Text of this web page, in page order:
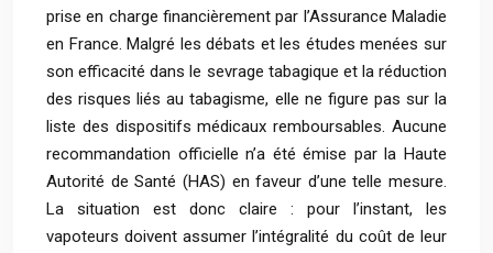
prise en charge financièrement par l’Assurance Maladie
en France. Malgré les débats et les études menées sur
son efficacité dans le sevrage tabagique et la réduction
des risques liés au tabagisme, elle ne figure pas sur la
liste des dispositifs médicaux remboursables. Aucune
recommandation officielle n’a été émise par la Haute
Autorité de Santé (HAS) en faveur d’une telle mesure.
La situation est donc claire : pour l’instant, les
vapoteurs doivent assumer l’intégralité du coût de leur